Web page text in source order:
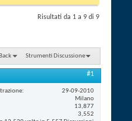
Risultati da 1 a 9 di 9
Strumenti Discussione
#1
29-09-2010
Milano
13,877
3,552